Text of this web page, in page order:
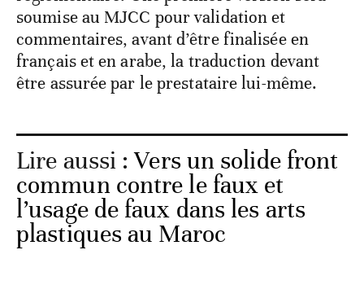
soumise au MJCC pour validation et
commentaires, avant d’être finalisée en
français et en arabe, la traduction devant
être assurée par le prestataire lui-même.
Lire aussi :Vers un solide front
commun contre le faux et
l’usage de faux dans les arts
plastiques au Maroc